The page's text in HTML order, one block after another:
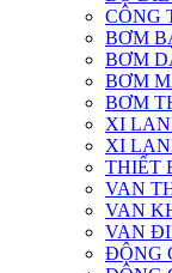
CÔNG
BƠM
BƠM
BƠM
BƠM
XI
XI
THIẾT
VAN
VAN
VAN
ĐỘNG